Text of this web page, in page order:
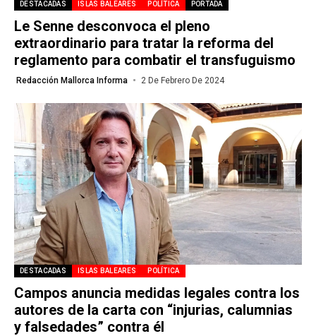
DESTACADAS ISLAS BALEARES POLÍTICA PORTADA
Le Senne desconvoca el pleno
extraordinario para tratar la reforma del
reglamento para combatir el transfuguismo
Redacción Mallorca Informa 2 De Febrero De 2024
DESTACADAS ISLAS BALEARES POLÍTICA
Campos anuncia medidas legales contra los
autores de la carta con “injurias, calumnias
y falsedades” contra él